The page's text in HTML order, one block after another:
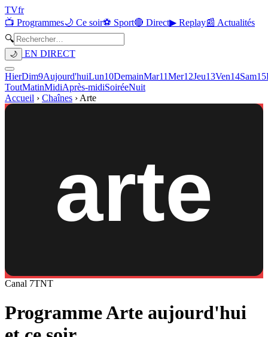
TVfr
📺 Programmes🌙 Ce soir⚽ Sport🔴 Direct▶ Replay📰 Actualités
🔍
🌙 EN DIRECT
HierDim9Aujourd'huiLun10DemainMar11Mer12Jeu13Ven14Sam15
ToutMatinMidiAprès-midiSoiréeNuit
Accueil › Chaînes › Arte
Canal 7TNT
ProgrammeArte aujourd'hui